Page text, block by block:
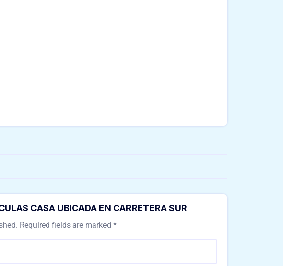
CASA UBICADA EN CARRETERA SUR
Required fields are marked *